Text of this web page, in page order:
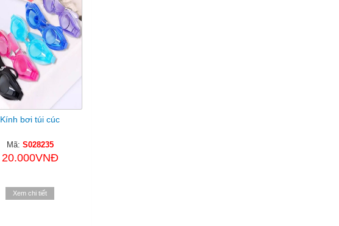
Kính bơi túi cúc
Mã: S028235
20.000VNĐ
Xem chi tiết